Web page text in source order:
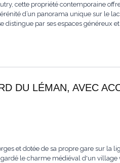
cette propriété contemporaine
d’un panorama unique sur le
distingue par ses espaces généreux
DU LÉMAN, AVEC
et dotée de sa propre gare sur la
le charme médiéval d'un